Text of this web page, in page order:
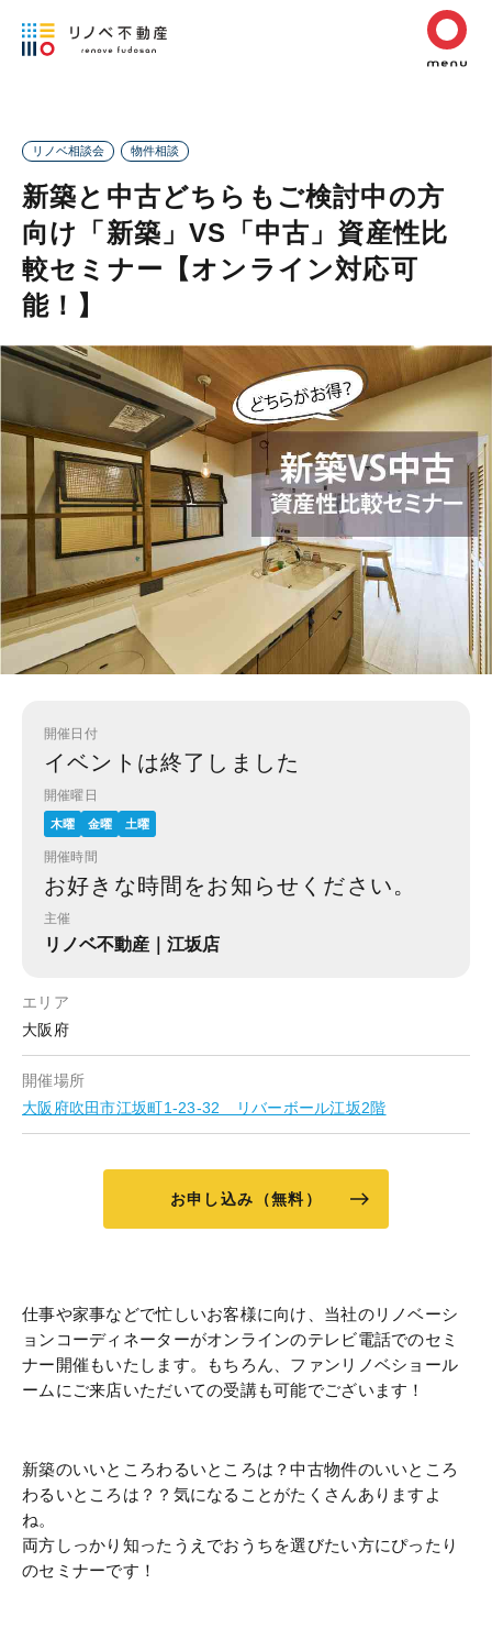
リノベ相談会 物件相談
新築と中古どちらもご検討中の方
向け「新築」VS「中古」資産性比
較セミナー【オンライン対応可
能！】
開催日付
イベントは終了しました
開催曜日
木曜 金曜 土曜
開催時間
お好きな時間をお知らせください。
主催
リノベ不動産｜江坂店
エリア
大阪府
開催場所
大阪府吹田市江坂町1-23-32 リバーボール江坂2階
お申し込み（無料）
仕事や家事などで忙しいお客様に向け、当社のリノベーシ
ョンコーディネーターがオンラインのテレビ電話でのセミ
ナー開催もいたします。もちろん、ファンリノベショール
ームにご来店いただいての受講も可能でございます！
新築のいいところわるいところは？中古物件のいいところ
わるいところは？？気になることがたくさんありますよ
ね。
両方しっかり知ったうえでおうちを選びたい方にぴったり
のセミナーです！